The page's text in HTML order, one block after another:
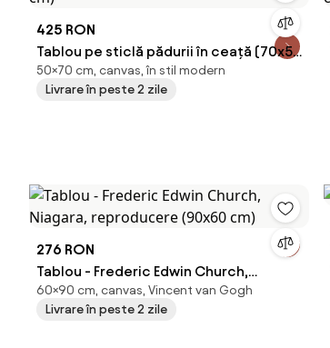
425 RON
Tablou pe sticlă pădurii în ceață (70x50
cm)
50×70 cm, canvas, în stil modern
Livrare în peste 2 zile
276 RON
Tablou - Frederic Edwin Church,
Niagara, reproducere (90x60 cm)
60×90 cm, canvas, Vincent van Gogh
Livrare în peste 2 zile